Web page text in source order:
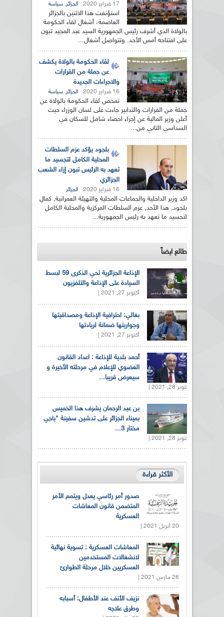
17 فبراير 2020 الجزائر, سياسة
استؤنفت هذا الاثنين بالجزائر
العاصمة، أشغال لقاء الحكومة
بالولاة الذي أشرف رئيس الجمهورية السيد عبد المجيد تبون
على افتتاحه أمس الأحد. وتتواصل أشغال...
لقاء الحكومة بالولاة يكشف
عن جملة من القرارات
والاجراءات الجديدة
16 فبراير 2020 الجزائر, سياسة
تمخض لقاء الحكومة بالولاة عن
جملة من القرارات والتدابير جاءت على لسان الوزراء حيث
أعلن وزير المالية عن إجراء احصاء شامل للسكان في
السداسي الثاني من...
بلجود يؤكد عزم السلطات
المحلية الكامل لتجسيد ما
تعهد به الرئيس تبون إزاء الشعب
الجزائري
16 فبراير 2020 الجزائر
اكد وزير الداخلية والجماعات المحلية والتهيئة العمرانية, كمال
بلجود, هذا الأحد, عزم السلطات المركزية والمحلية الكامل
لتجسيد ما تعهد به رئيس الجمهورية...
طالع ايضاً
الإذاعة الجزائرية تحي الذكرى 59 لبسط
السيادة على الإذاعة والتلفزيون
أكتوبر 27, 2021 |
بغالي: احترافية الإذاعة ومصداقيتها
وجواريتها ضمانة لريادتها
أكتوبر 27, 2021 |
أحمد بلدية للإذاعة : اعداد القانون
العضوي للإعلام في مرحلته الأخيرة و
سيعرض قريبا...
أكتوبر 28, 2021 |
بن عبد الرحمان يشرف هذا الخميس
بميناء الجزائر على تدشين سفينة "باجي
مختار 3...
أكتوبر 28, 2021 |
الأكثر قراءة
صدور أمر رئاسي يعدل ويتمم الأمر
المتضمن قانون المعاشات
العسكرية
20 أبريل 2021 |
المعاشات العسكرية : تسوية نهائية
لانشغالات المستخدمين
العسكريين خلال مرحلة الطوارئ
26 مارس 2021 |
نزيف الأنف عند الأطفال: أسبابه
وطرق علاجه